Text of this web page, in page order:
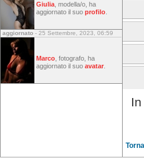
Gli
Giulia , modella/o, ha
aggiornato il suo profilo
aggiornato - 25 Settembre, 2023, 06:59
Marco , fotografo, ha
aggiornato il suo avatar